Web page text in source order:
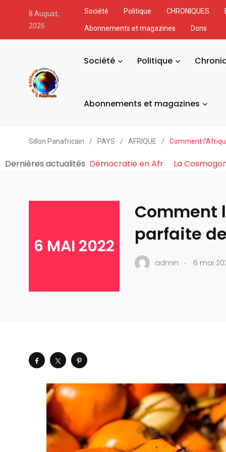
8 August,
2026
Société Politique CHRONIQUES
Abonnements et magazines Dons
Société Politique
Abonnements et magazines
Sillon Panafricain / PAYS / AFRIQUE / Comment
Dernières actualités
du Pouvoir Fabrique et Asphyxie la Démocratie en
6 MAI 2022
Comment
parfaite
admin . 6 mai